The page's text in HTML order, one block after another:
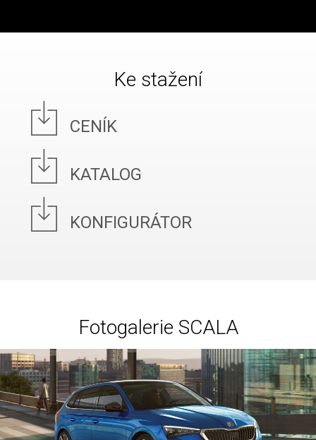
Ke stažení
CENÍK
KATALOG
KONFIGURÁTOR
Fotogalerie SCALA